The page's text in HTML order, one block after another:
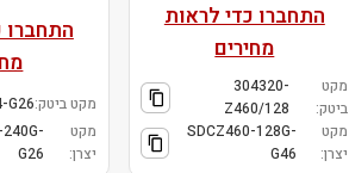
התחברו כדי לראות
מחירים
מקט
ביטק:
304320-
Z460/128
מקט
יצרן:
SDCZ460-128G-
G46
התחברו
מקט ביטק:G26
מקט
יצרן:
G26